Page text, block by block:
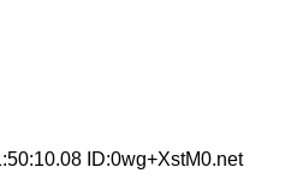
ID:0wg+XstM0.net